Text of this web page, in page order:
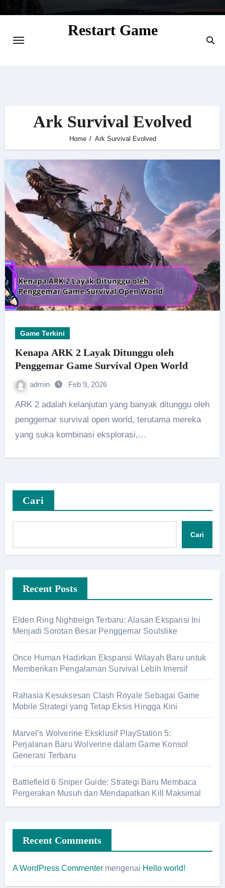
Restart Game
Ark Survival Evolved
Home Ark Survival Evolved
Game Terkini
Kenapa ARK 2 Layak Ditunggu oleh
Penggemar Game Survival Open World
admin Feb 9, 2026
ARK 2 adalah kelanjutan yang banyak ditunggu oleh
penggemar survival open world, terutama mereka
yang suka kombinasi eksplorasi,…
Cari
Cari
Recent Posts
Elden Ring Nightreign Terbaru: Alasan Ekspansi Ini
Menjadi Sorotan Besar Penggemar Soulslike
Once Human Hadirkan Ekspansi Wilayah Baru untuk
Memberikan Pengalaman Survival Lebih Imersif
Rahasia Kesuksesan Clash Royale Sebagai Game
Mobile Strategi yang Tetap Eksis Hingga Kini
Marvel’s Wolverine Eksklusif PlayStation 5:
Perjalanan Baru Wolverine dalam Game Konsol
Generasi Terbaru
Battlefield 6 Sniper Guide: Strategi Baru Membaca
Pergerakan Musuh dan Mendapatkan Kill Maksimal
Recent Comments
A WordPress Commentermengenai Hello world!